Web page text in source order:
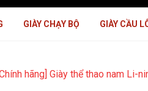
GIÀY CHẠY BỘ GIÀY CẦU
hãng] Giày thể thao nam Li-